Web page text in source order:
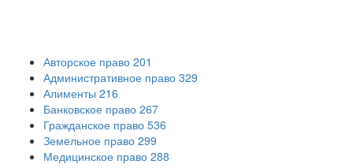
Авторское право 201
Административное право 329
Алименты 216
Банковское право 267
Гражданское право 536
Земельное право 299
Медицинское право 288